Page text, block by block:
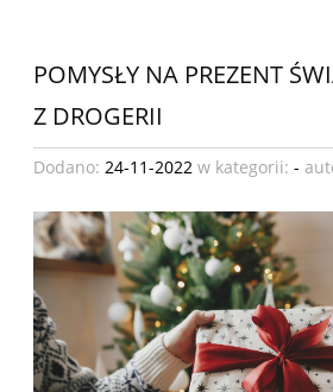
POMYSŁY NA PREZENT
Z DROGERII
Dodano: 24-11-2022 w kategorii: -